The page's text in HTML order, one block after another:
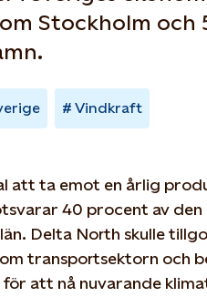
Stockholm och
Vindkraft
att ta emot en årlig
40 procent av den
Delta North skulle
transportsektorn och
att nå nuvarande